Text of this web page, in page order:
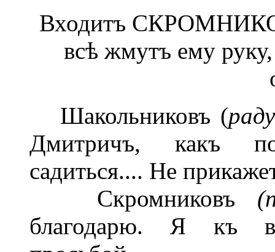
Входитъ
всѣ жмутъ ему
Шакольниковъ (
Дмитричъ, какъ
садиться.... Не
Скромниковъ
благодарю. Я къ